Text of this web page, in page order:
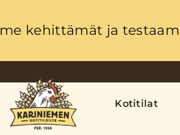
kehittämät ja
Kotitilat